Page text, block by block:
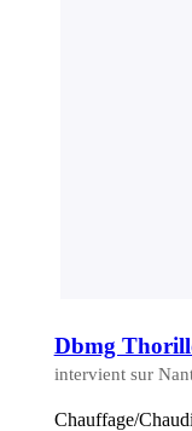
Dbmg
intervient sur
Chauffage/